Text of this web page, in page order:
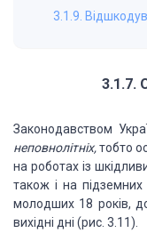
3.1.9.
3.1.7.
Законодавством
неповнолітніх,тобто
на роботах із
також і на підземних
молодших 18 років,
вихідні дні (рис. 3.11).